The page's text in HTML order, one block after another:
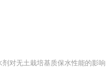
剂对无土栽培基质保水性能的影响